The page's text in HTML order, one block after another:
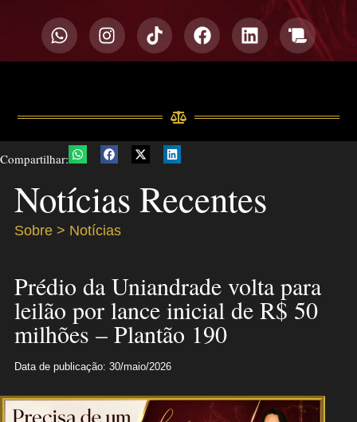
Compartilhar:
Notícias Recentes
Sobre > Notícias
Prédio da Uniandrade volta para
leilão por lance inicial de R$ 50
milhões – Plantão 190
Data de publicação: 30/maio/2026